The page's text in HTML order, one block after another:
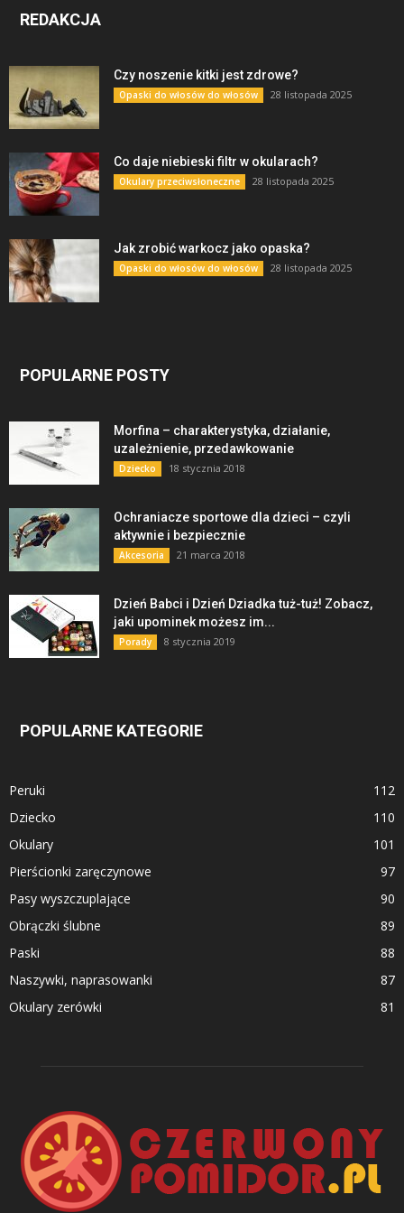
REDAKCJA
Czy noszenie kitki jest zdrowe?
Opaski do włosów do włosów 28 listopada 2025
Co daje niebieski filtr w okularach?
Okulary przeciwsłoneczne 28 listopada 2025
Jak zrobić warkocz jako opaska?
Opaski do włosów do włosów 28 listopada 2025
POPULARNE POSTY
Morfina – charakterystyka, działanie,
uzależnienie, przedawkowanie
Dziecko 18 stycznia 2018
Ochraniacze sportowe dla dzieci – czyli
aktywnie i bezpiecznie
Akcesoria 21 marca 2018
Dzień Babci i Dzień Dziadka tuż-tuż! Zobacz,
jaki upominek możesz im...
Porady 8 stycznia 2019
POPULARNE KATEGORIE
Peruki
112
Dziecko
110
Okulary
101
Pierścionki zaręczynowe
97
Pasy wyszczuplające
90
Obrączki ślubne
89
Paski
88
Naszywki, naprasowanki
87
Okulary zerówki
81